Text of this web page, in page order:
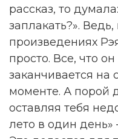
рассказ, то
заплакать?».
произведениях
просто. Все, что
заканчивается на
моменте. А порой
оставляя тебя
лето в один день»